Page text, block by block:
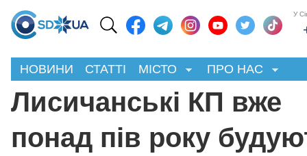
У
НОВИНИ СТАТТІ МІСТО ПРО НАС
Лисичанські КП вже
понад пів року